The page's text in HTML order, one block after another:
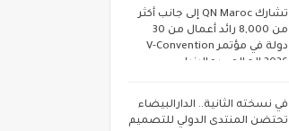
تشارك QN Maroc إلى جانب أكثر
من 8,000 رائد أعمال من 30
دولة في مؤتمر V-Convention
2026 العالمي بماليزيا
في نسخته الثانية.. الدارالبيضاء
تحتضن المنتدى الدولي للتصميم